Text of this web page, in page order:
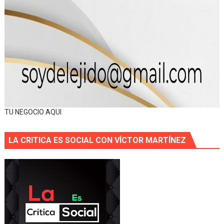
TU NEGOCIO AQUI
LA CRITICA ES SOCIAL CON VÍCTOR MARTÍNEZ